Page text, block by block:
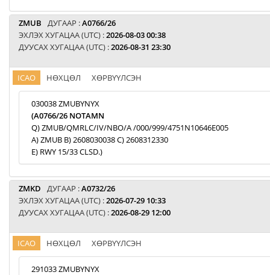
ZMUB ДУГААР :A0766/26
ЭХЛЭХ ХУГАЦАА (UTC) :2026-08-03 00:38
ДУУСАХ ХУГАЦАА (UTC) :2026-08-31 23:30
ICAO НӨХЦӨЛ ХӨРВҮҮЛСЭН
030038 ZMUBYNYX
(A0766/26 NOTAMN
Q) ZMUB/QMRLC/IV/NBO/A /000/999/4751N10646E005
A) ZMUB B) 2608030038 C) 2608312330
E) RWY 15/33 CLSD.)
ZMKD ДУГААР :A0732/26
ЭХЛЭХ ХУГАЦАА (UTC) :2026-07-29 10:33
ДУУСАХ ХУГАЦАА (UTC) :2026-08-29 12:00
ICAO НӨХЦӨЛ ХӨРВҮҮЛСЭН
291033 ZMUBYNYX